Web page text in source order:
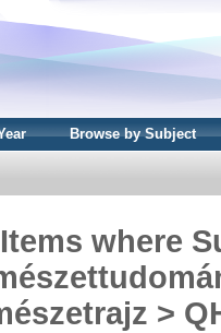
Browse by Subject
Items where
>